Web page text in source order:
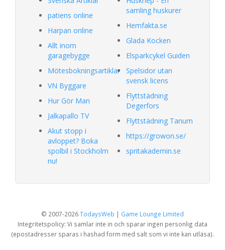
patiens online
Harpan online
Allt inom
garagebygge
Mötesbokningsartiklar
VN Byggare
Hur Gör Man
Jalkapallo TV
Akut stopp i
avloppet? Boka
spolbil i Stockholm
nu!
samling huskurer
Hemfakta.se
Glada Kocken
Elsparkcykel Guiden
Spelsidor utan
svensk licens
Flyttstädning
Degerfors
Flyttstädning Tanum
https://growon.se/
spritakademin.se
© 2007-2026TodaysWeb | Game Lounge Limited
Integritetspolicy: Vi samlar inte in och sparar ingen personlig data
(epostadresser sparas i hashad form med salt som vi inte kan utläsa).